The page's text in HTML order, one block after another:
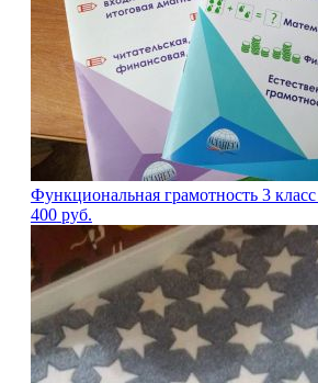
Функциональная грамотность 3
400 руб.